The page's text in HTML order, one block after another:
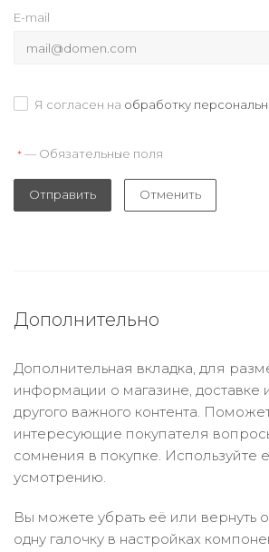
E-mail
Я согласен на обработку
* — Обязательные поля
Отправить Отменить
Дополнительно
Дополнительная вкладка, для
информации о магазине, доставке
другого важного контента.
интересующие покупателя
сомнения в покупке. Используйте
усмотрению.
Вы можете убрать её или вернуть
одну галочку в настройках